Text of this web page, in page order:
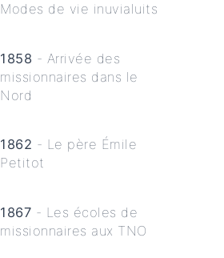
Modes de vie inuvialuits
1858 - Arrivée des
missionnaires dans le
Nord
1862 - Le père Émile
Petitot
1867 - Les écoles de
missionnaires aux TNO